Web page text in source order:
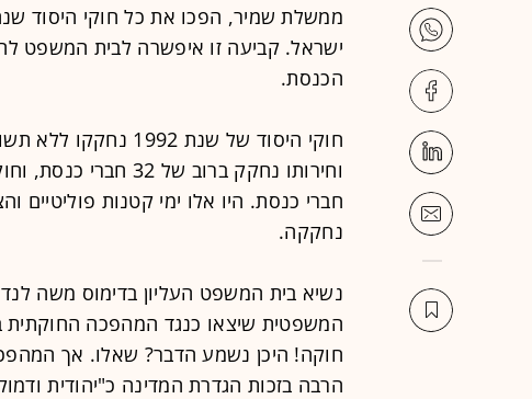
ממשלת שמיר, הפכו את כל חוקי היסוד
ישראל. קביעה זו איפשרה לבית המשפט
הכנסת.
חוקי היסוד של שנת
חברי כנסת. היו אלו ימי קטנות פוליטיים
נחקקה.
נשיא בית המשפט העליון בדימוס משה
המשפטית שיצאו כנגד המהפכה
חוקה! היכן נשמע הדבר? שאלו. אך
הרבה בזכות הגדרת המדינה כ"יהודית